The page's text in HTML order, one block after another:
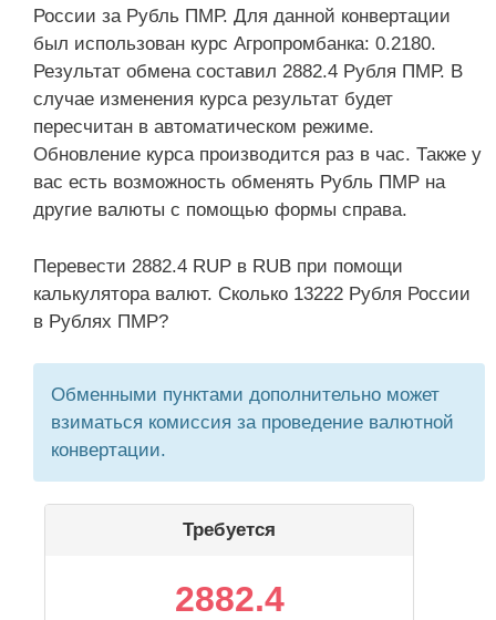
России за Рубль ПМР. Для данной конвертации
был использован курс Агропромбанка: 0.2180.
Результат обмена составил 2882.4 Рубля ПМР. В
случае изменения курса результат будет
пересчитан в автоматическом режиме.
Обновление курса производится раз в час. Также у
вас есть возможность обменять Рубль ПМР на
другие валюты с помощью формы справа.
Перевести 2882.4 RUP в RUB при помощи
калькулятора валют. Сколько 13222 Рубля России
в Рублях ПМР?
Обменными пунктами дополнительно может
взиматься комиссия за проведение валютной
конвертации.
Требуется
2882.4